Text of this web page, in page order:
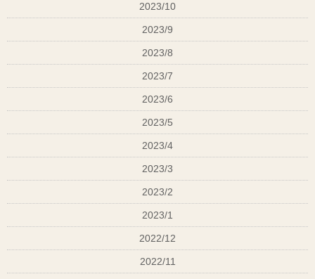
2023/10
2023/9
2023/8
2023/7
2023/6
2023/5
2023/4
2023/3
2023/2
2023/1
2022/12
2022/11